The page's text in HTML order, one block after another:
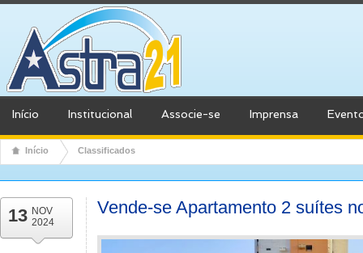
Início Institucional Associe-se Imprensa
Início Classificados
13 NOV
2024
Vende-se Apartamento 2 suítes